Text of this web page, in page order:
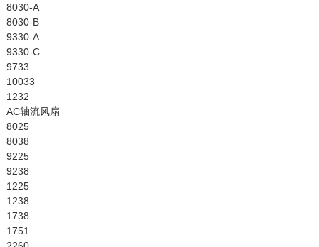
8030-A
8030-B
9330-A
9330-C
9733
10033
1232
AC轴流风扇
8025
8038
9225
9238
1225
1238
1738
1751